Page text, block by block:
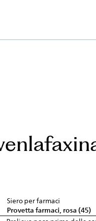
Siero per farmaci
Provetta farmaci, rosa (45)